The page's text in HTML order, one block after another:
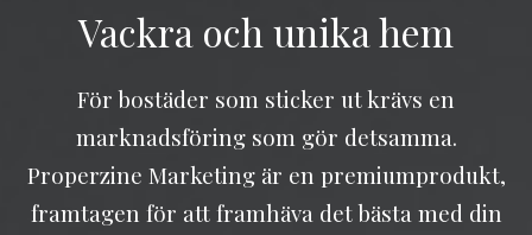
Vackra och unika hem
För bostäder som sticker ut krävs en
marknadsföring som gör detsamma.
Properzine Marketing är en premiumprodukt,
framtagen för att framhäva det bästa med din